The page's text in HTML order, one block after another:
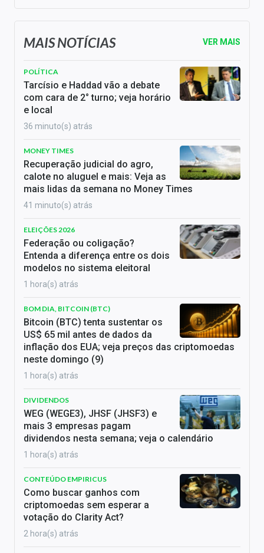
MAIS NOTÍCIAS VER MAIS
POLÍTICA
Tarcísio e Haddad vão a debate
com cara de 2° turno; veja horário
e local
36 minuto(s) atrás
MONEY TIMES
Recuperação judicial do agro,
calote no aluguel e mais: Veja as
mais lidas da semana no Money Times
41 minuto(s) atrás
ELEIÇÕES 2026
Federação ou coligação?
Entenda a diferença entre os dois
modelos no sistema eleitoral
1 hora(s) atrás
BOM DIA, BITCOIN (BTC)
Bitcoin (BTC) tenta sustentar os
US$ 65 mil antes de dados da
inflação dos EUA; veja preços das criptomoedas
neste domingo (9)
1 hora(s) atrás
DIVIDENDOS
WEG (WEGE3), JHSF (JHSF3) e
mais 3 empresas pagam
dividendos nesta semana; veja o calendário
1 hora(s) atrás
CONTEÚDO EMPIRICUS
Como buscar ganhos com
criptomoedas sem esperar a
votação do Clarity Act?
2 hora(s) atrás